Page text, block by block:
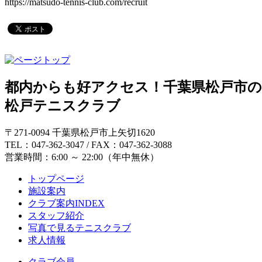
都内からも好アクセス！千葉県松戸市
松戸テニスクラブ
〒271-0094 千葉県松戸市上矢切1620
TEL：047-362-3047 / FAX：047-362-3088
営業時間：6:00 ～ 22:00（年中無休）
トップページ
施設案内
クラブ案内INDEX
スタッフ紹介
写真で見るテニスクラブ
求人情報